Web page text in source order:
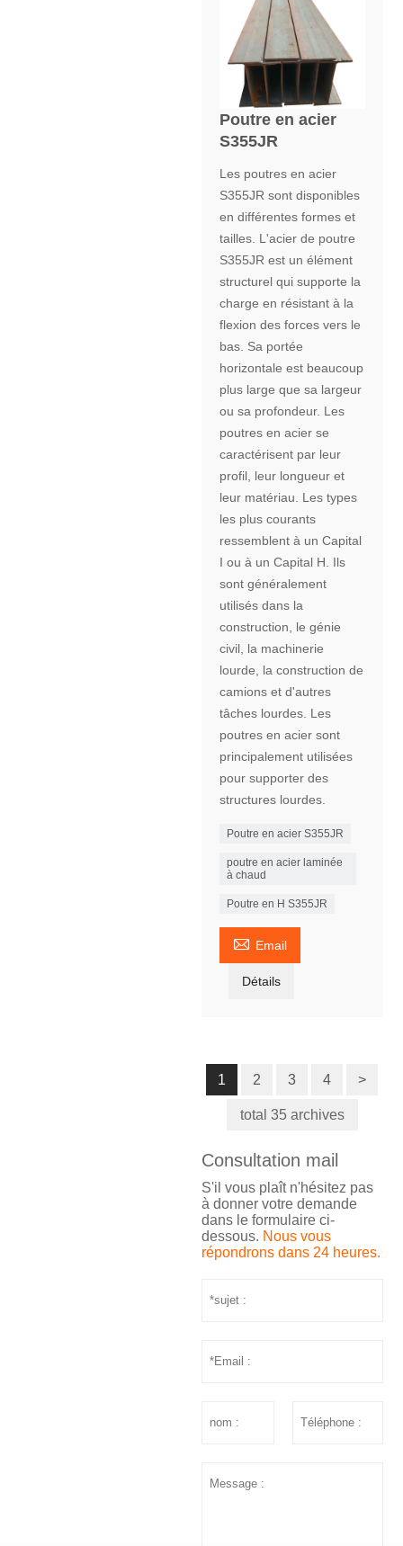
Poutre en acier
S355JR
Les poutres en acier
S355JR sont disponibles
en différentes formes et
tailles. L'acier de poutre
S355JR est un élément
structurel qui supporte la
charge en résistant à la
flexion des forces vers le
bas. Sa portée
horizontale est beaucoup
plus large que sa largeur
ou sa profondeur. Les
poutres en acier se
caractérisent par leur
profil, leur longueur et
leur matériau. Les types
les plus courants
ressemblent à un Capital
I ou à un Capital H. Ils
sont généralement
utilisés dans la
construction, le génie
civil, la machinerie
lourde, la construction de
camions et d'autres
tâches lourdes. Les
poutres en acier sont
principalement utilisées
pour supporter des
structures lourdes.
Poutre en acier S355JR
poutre en acier laminée
à chaud
Poutre en H S355JR
 Email
Détails
1 2 3 4 >
total 35 archives
Consultation mail
S'il vous plaît n'hésitez pas
à donner votre demande
dans le formulaire ci-
dessous. Nous vous
répondrons dans 24 heures.